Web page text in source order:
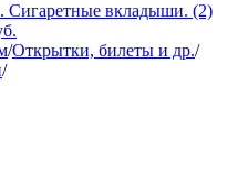
Сигаретные вкладыши. (2)
/Открытки, билеты и др./
/